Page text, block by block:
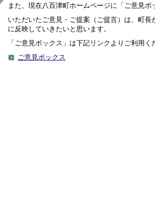
また、現在八百津町ホームページに「ご意見
いただいたご意見・ご提案（ご提言）は、町
に反映していきたいと思います。
「ご意見ボックス」は下記リンクよりご利用く
ご意見ボックス